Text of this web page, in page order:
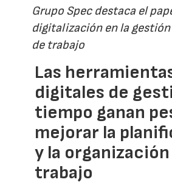
Grupo Spec destaca el
digitalización en la
de trabajo
Las
digitales de
tiempo ganan
mejorar la
y la
trabajo